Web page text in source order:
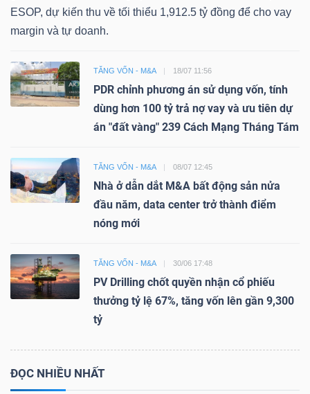
ESOP, dự kiến thu về tối thiểu 1,912.5 tỷ đồng để cho vay
margin và tự doanh.
TĂNG VỐN - M&A 18/07 11:56
PDR chỉnh phương án sử dụng vốn, tính
dùng hơn 100 tỷ trả nợ vay và ưu tiên dự
án "đất vàng" 239 Cách Mạng Tháng Tám
TĂNG VỐN - M&A 08/07 12:45
Nhà ở dẫn dắt M&A bất động sản nửa
đầu năm, data center trở thành điểm
nóng mới
TĂNG VỐN - M&A 30/06 17:48
PV Drilling chốt quyền nhận cổ phiếu
thưởng tỷ lệ 67%, tăng vốn lên gần 9,300
tỷ
ĐỌC NHIỀU NHẤT